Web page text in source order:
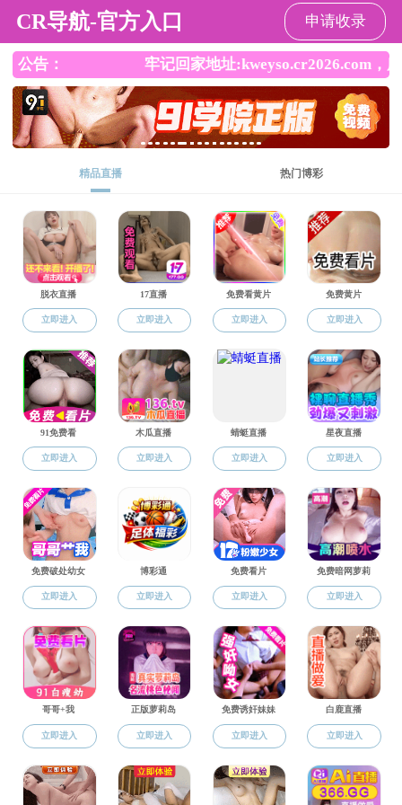
厕所偷拍
厕所偷拍 人才培养 研究生教育
学位工作
共0条新闻，分1页，当前第1页
厕所偷拍 上一页 下一页 末页
邮编：712100 电话：029-87082710
邮编：712100
电话：029-87082710
网站负责人：黄明学 王宏